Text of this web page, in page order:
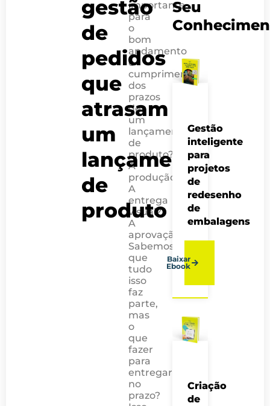
gestão
de
pedidos
que
atrasam
um
lançamento
de
produto
importante
para
o
bom
andamento
e
cumprimento
dos
prazos
de
um
lançamento
de
produto?
A
produção?
A
entrega
visual?
A
aprovação?
Sabemos
que
tudo
isso
faz
parte,
mas
o
que
fazer
para
entregar
no
prazo?
Seu
Gestão
inteligente
para
projetos
de
redesenho
de
embalagens
Baixar
Ebook
Criação
de